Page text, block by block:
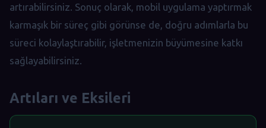
artırabilirsiniz. Sonuç olarak, mobil uygulama yaptırmak
karmaşık bir süreç gibi görünse de, doğru adımlarla bu
süreci kolaylaştırabilir, işletmenizin büyümesine katkı
sağlayabilirsiniz.
Artıları ve Eksileri